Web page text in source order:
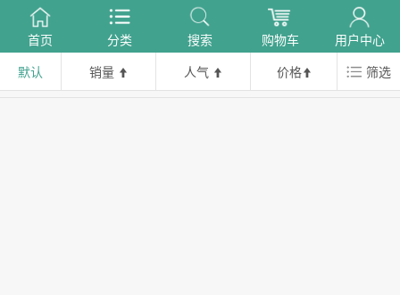
首页 分类 搜索 购物车
用户中心
默认
销量 人气 价格 筛选